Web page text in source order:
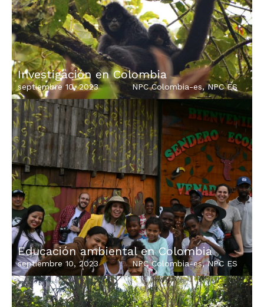
Investigación en Colombia
septiembre 10, 2023 NPC Colombia-es,NPC ES
Educación ambiental en Colombia
septiembre 10, 2023 NPC Colombia-es,NPC ES